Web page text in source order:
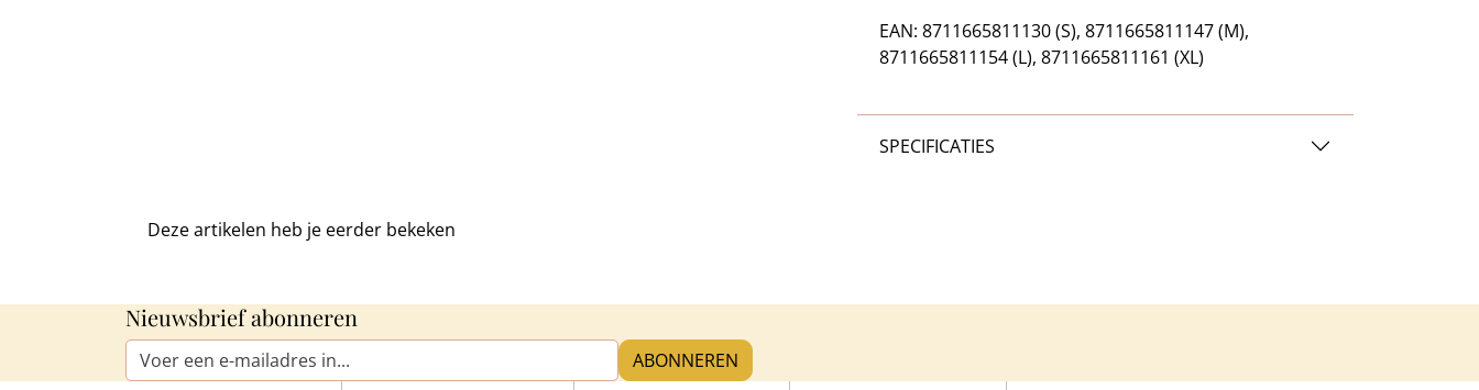
EAN: 8711665811130 (S), 8711665811147 (M),
8711665811154 (L), 8711665811161 (XL)
SPECIFICATIES
Deze artikelen heb je eerder bekeken
Nieuwsbrief abonneren
E-mailadres* ABONNEREN